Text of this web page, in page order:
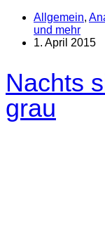
Allgemein,
und mehr
1. April 2015
Nachts
grau